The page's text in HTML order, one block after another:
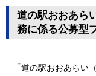
道の駅おおあら
務に係る公募型
「道の駅おおあらい